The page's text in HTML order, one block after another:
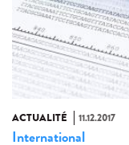
ACTUALITÉ 11.12.2017
International